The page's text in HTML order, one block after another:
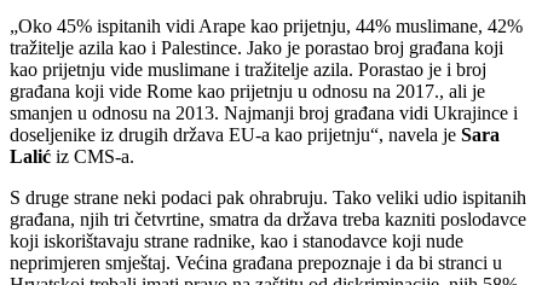
„Oko 45% ispitanih vidi Arape kao prijetnju, 44% muslimane, 42%
tražitelje azila kao i Palestince. Jako je porastao broj građana koji
kao prijetnju vide muslimane i tražitelje azila. Porastao je i broj
građana koji vide Rome kao prijetnju u odnosu na 2017., ali je
smanjen u odnosu na 2013. Najmanji broj građana vidi Ukrajince i
doseljenike iz drugih država EU-a kao prijetnju“, navela je Sara
Lalić iz CMS-a.
S druge strane neki podaci pak ohrabruju. Tako veliki udio ispitanih
građana, njih tri četvrtine, smatra da država treba kazniti poslodavce
koji iskorištavaju strane radnike, kao i stanodavce koji nude
neprimjeren smještaj. Većina građana prepoznaje i da bi stranci u